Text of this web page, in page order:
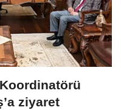
ziyaret